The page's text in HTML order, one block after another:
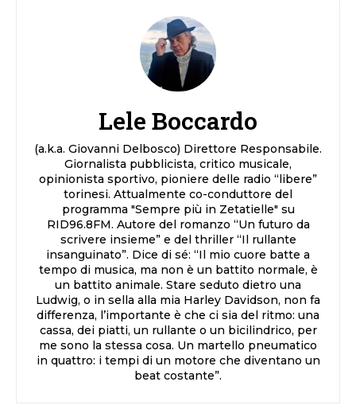
Lele Boccardo
(a.k.a. Giovanni Delbosco) Direttore Responsabile.
Giornalista pubblicista, critico musicale,
opinionista sportivo, pioniere delle radio “libere”
torinesi. Attualmente co-conduttore del
programma "Sempre più in Zetatielle" su
RID96.8FM. Autore del romanzo “Un futuro da
scrivere insieme” e del thriller “Il rullante
insanguinato”. Dice di sé: “Il mio cuore batte a
tempo di musica, ma non è un battito normale, è
un battito animale. Stare seduto dietro una
Ludwig, o in sella alla mia Harley Davidson, non fa
differenza, l’importante è che ci sia del ritmo: una
cassa, dei piatti, un rullante o un bicilindrico, per
me sono la stessa cosa. Un martello pneumatico
in quattro: i tempi di un motore che diventano un
beat costante”.